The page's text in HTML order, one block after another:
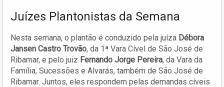
Juízes Plantonistas da Semana
Nesta semana, o plantão é conduzido pela juíza Débora
Jansen Castro Trovão, da 1ª Vara Cível de São José de
Ribamar, e pelo juiz Fernando Jorge Pereira, da Vara da
Família, Sucessões e Alvarás, também de São José de
Ribamar. Juntos, eles respondem pelas demandas cíveis